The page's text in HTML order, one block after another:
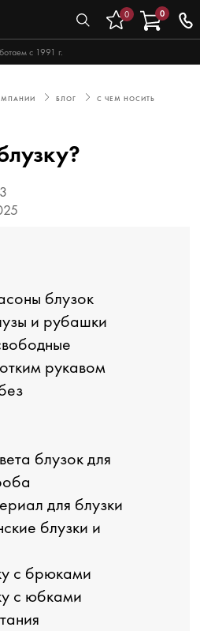
с 1991 г.
0 0
БЛОГ
С ЧЕМ НОСИТЬ
блузок
и рубашки
рукавом
блузок для
для блузки
блузки и
с брюками
с юбками